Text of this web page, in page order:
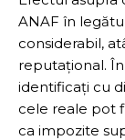
ANAF în
considerabil,
reputațional.
identificați cu
cele reale pot
ca impozite